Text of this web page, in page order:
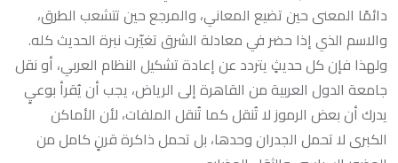
دائمًا المعنى حين تضيع المعاني، والمرجع حين تتشعب الطرق،
والاسم الذي إذا حضر في معادلة الشرق تغيّرت نبرة الحديث كله.
ولهذا فإن كل حديثٍ يتردد عن إعادة تشكيل النظام العربي، أو نقل
جامعة الدول العربية من القاهرة إلى الرياض، يجب أن يُقرأ بوعيٍ
يدرك أن بعض الرموز لا تُنقل كما تُنقل الملفات، لأن الأماكن
الكبرى لا تحمل الجدران وحدها، بل تحمل ذاكرة قرنٍ كامل من